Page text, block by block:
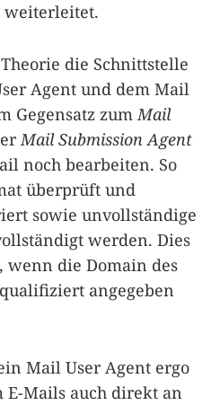
weiterleitet.
die Schnittstelle
Agent und dem Mail
Gegensatz zumMail
Mail Submission Agent
noch bearbeiten. So
überprüft und
sowie unvollständige
werden. Dies
wenn die Domain des
angegeben
Mail User Agent ergo
E-Mails auch direkt an